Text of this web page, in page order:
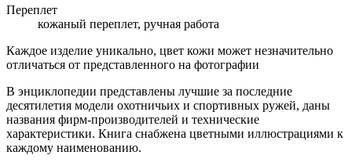
Переплет
кожаный переплет, ручная работа
Каждое изделие уникально, цвет кожи может незначительно
отличаться от представленного на фотографии
В энциклопедии представлены лучшие за последние
десятилетия модели охотничьих и спортивных ружей, даны
названия фирм-производителей и технические
характеристики. Книга снабжена цветными иллюстрациями к
каждому наименованию.